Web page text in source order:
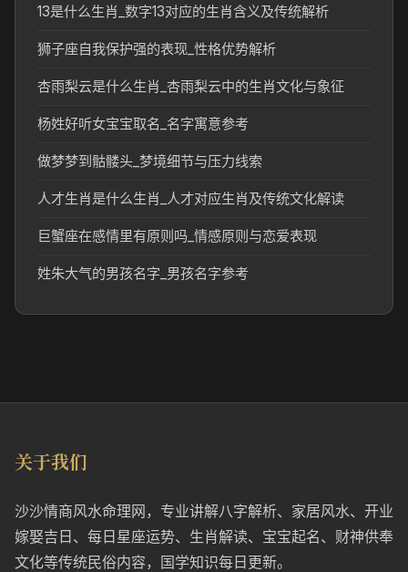
13是什么生肖_数字13对应的生肖含义及传统解析
狮子座自我保护强的表现_性格优势解析
杏雨梨云是什么生肖_杏雨梨云中的生肖文化与象征
杨姓好听女宝宝取名_名字寓意参考
做梦梦到骷髅头_梦境细节与压力线索
人才生肖是什么生肖_人才对应生肖及传统文化解读
巨蟹座在感情里有原则吗_情感原则与恋爱表现
姓朱大气的男孩名字_男孩名字参考
关于我们
沙沙情商风水命理网，专业讲解八字解析、家居风水、开业
嫁娶吉日、每日星座运势、生肖解读、宝宝起名、财神供奉
文化等传统民俗内容，国学知识每日更新。